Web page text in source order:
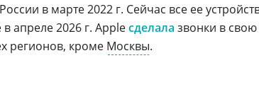
в марте 2022 г. Сейчас все ее
апреле 2026 г. Appleсделала звонки в свою
регионов, кроме Москвы.